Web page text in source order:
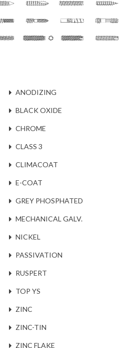
ANODIZING
BLACK OXIDE
CHROME
CLASS 3
CLIMACOAT
E-COAT
GREY PHOSPHATED
MECHANICAL GALV.
NICKEL
PASSIVATION
RUSPERT
TOP YS
ZINC
ZINC-TIN
ZINC FLAKE